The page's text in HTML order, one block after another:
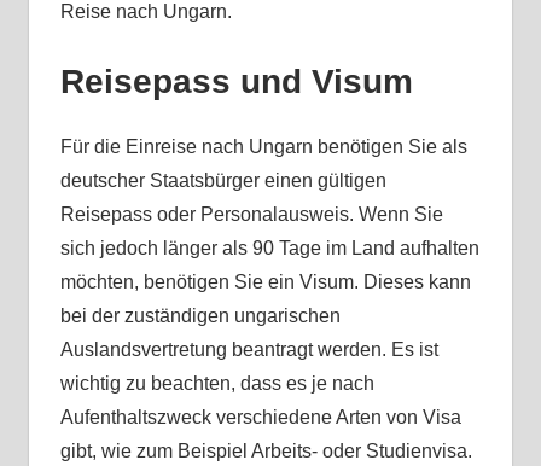
Reise nach Ungarn.
Reisepass und Visum
Für die Einreise nach Ungarn benötigen Sie als
deutscher Staatsbürger einen gültigen
Reisepass oder Personalausweis. Wenn Sie
sich jedoch länger als 90 Tage im Land aufhalten
möchten, benötigen Sie ein Visum. Dieses kann
bei der zuständigen ungarischen
Auslandsvertretung beantragt werden. Es ist
wichtig zu beachten, dass es je nach
Aufenthaltszweck verschiedene Arten von Visa
gibt, wie zum Beispiel Arbeits- oder Studienvisa.